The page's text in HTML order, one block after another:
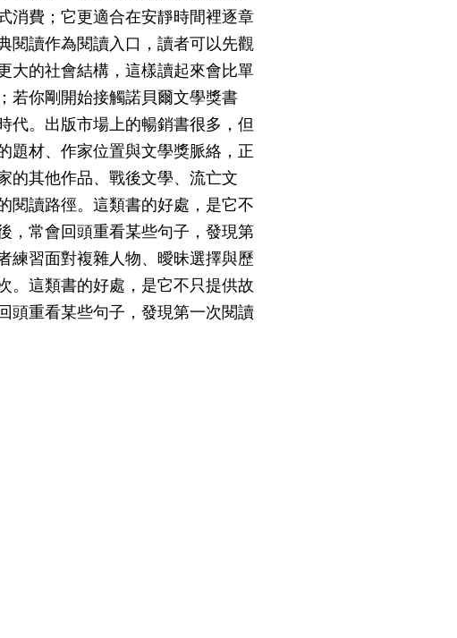
消費；它更適合在安靜時間裡逐章
閱讀作為閱讀入口，讀者可以先觀
大的社會結構，這樣讀起來會比單
若你剛開始接觸諾貝爾文學獎書
代。出版市場上的暢銷書很多，但
題材、作家位置與文學獎脈絡，正
的其他作品、戰後文學、流亡文
閱讀路徑。這類書的好處，是它不
，常會回頭重看某些句子，發現第
練習面對複雜人物、曖昧選擇與歷
。這類書的好處，是它不只提供故
頭重看某些句子，發現第一次閱讀